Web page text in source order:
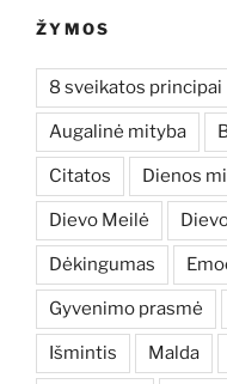
ŽYMOS
8 sveikatos principai
Augalinė mityba
Citatos Dienos
Dievo Meilė
Dėkingumas
Gyvenimo prasmė
Išmintis Malda